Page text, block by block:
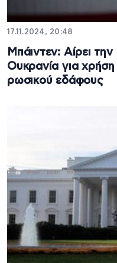
17.11.2024, 20:48
Μπάιντεν: Αίρει
Ουκρανία για
ρωσικού εδάφους